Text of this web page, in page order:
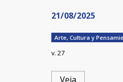
21/08/2025
Arte, Cultura y
v. 27
Veja